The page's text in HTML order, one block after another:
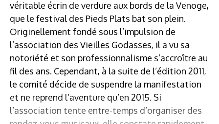
véritable écrin de verdure aux bords de la Venoge,
que le festival des Pieds Plats bat son plein.
Originellement fondé sous l’impulsion de
l’association des Vieilles Godasses, il a vu sa
notoriété et son professionnalisme s’accroître au
fil des ans. Cependant, à la suite de l’édition 2011,
le comité décide de suspendre la manifestation
et ne reprend l’aventure qu’en 2015. Si
l’association tente entre-temps d’organiser des